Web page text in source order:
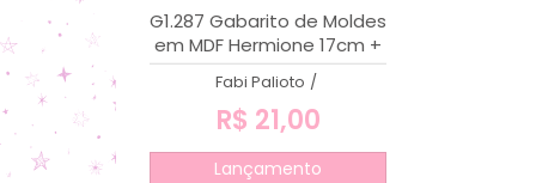
G1.287 Gabarito de Moldes
em MDF Hermione 17cm +
Stencil de Expressão
Fabi Palioto /
R$ 21,00
Lançamento